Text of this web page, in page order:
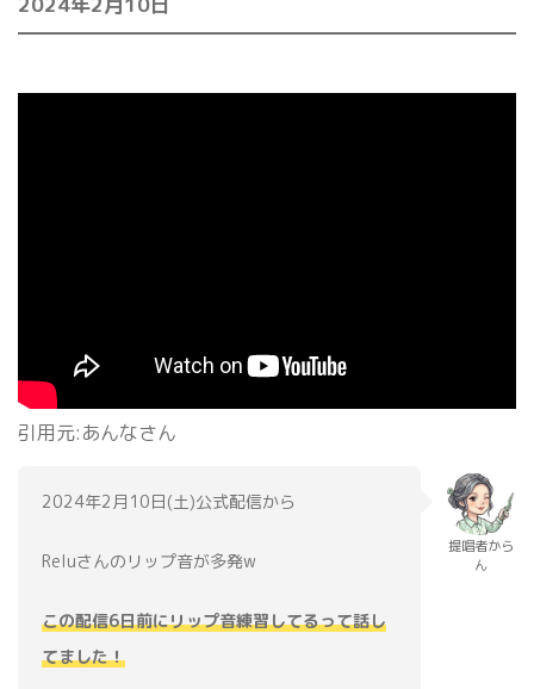
引用元:あんなさん
2024年2月10日(土)公式配信から
Reluさんのリップ音が多発w
この配信6日前にリップ音練習してるって話し
てました！
提唱者から
ん